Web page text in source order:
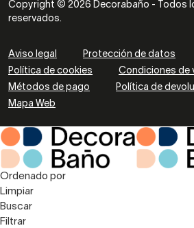
Copyright © 2026 Decorabaño - Todos
reservados.
Aviso legal
Protección de datos
Política de cookies
Condiciones de
Métodos de pago
Política de
Mapa Web
Ordenado por
Limpiar
Buscar
Filtrar